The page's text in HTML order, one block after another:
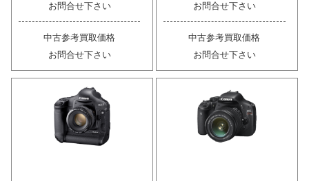
お問合せ下さい
中古参考買取価格
お問合せ下さい
お問合せ下さい
中古参考買取価格
お問合せ下さい